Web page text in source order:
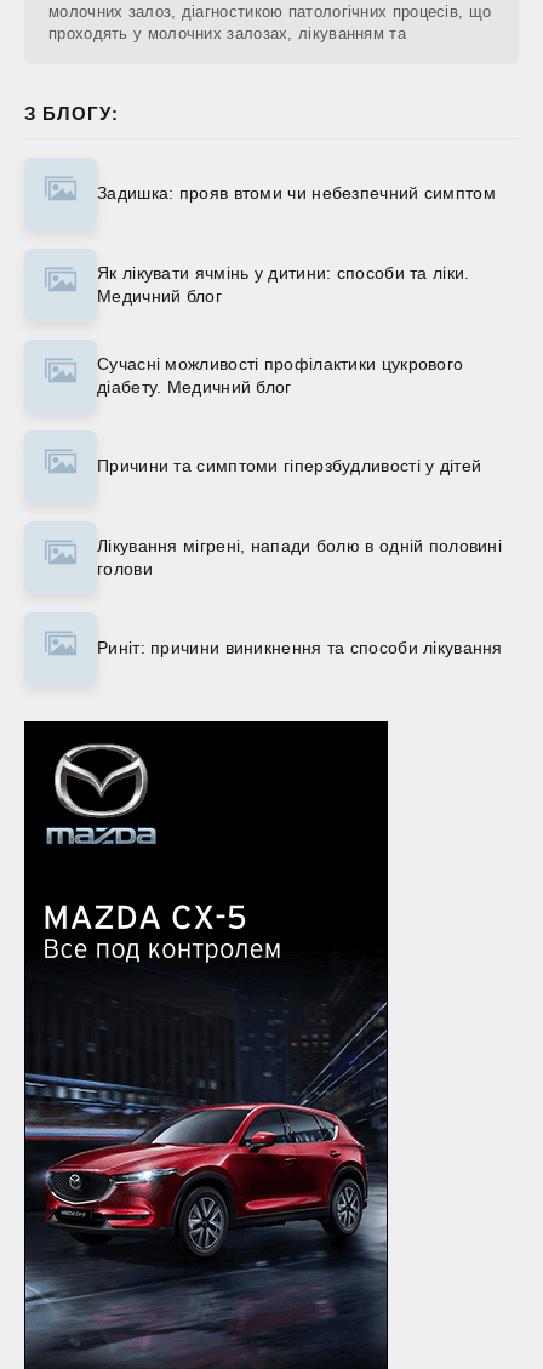
молочних залоз, діагностикою патологічних процесів, що
проходять у молочних залозах, лікуванням та
З БЛОГУ:
Задишка: прояв втоми чи небезпечний симптом
Як лікувати ячмінь у дитини: способи та ліки.
Медичний блог
Сучасні можливості профілактики цукрового
діабету. Медичний блог
Причини та симптоми гіперзбудливості у дітей
Лікування мігрені, напади болю в одній половині
голови
Риніт: причини виникнення та способи лікування